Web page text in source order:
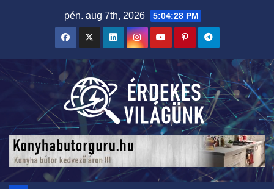
pén. aug 7th, 2026 5:04:30 PM